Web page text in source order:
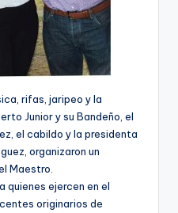
rifas, jaripeo y la
Junior y su Bandeño, el
el cabildo y la presidenta
organizaron un
Maestro.
quienes ejercen en el
originarios de